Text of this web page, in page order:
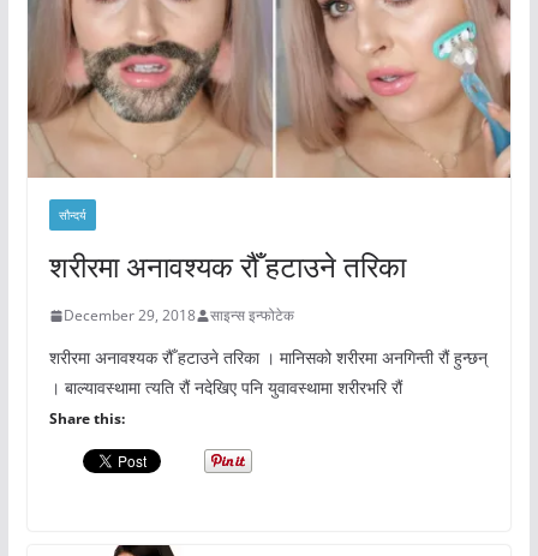
सौन्दर्य
शरीरमा अनावश्यक रौँ हटाउने तरिका
December 29, 2018 साइन्स इन्फोटेक
शरीरमा अनावश्यक रौँ हटाउने तरिका । मानिसको शरीरमा अनगिन्ती रौं हुन्छन्
। बाल्यावस्थामा त्यति रौं नदेखिए पनि युवावस्थामा शरीरभरि रौं
Share this: